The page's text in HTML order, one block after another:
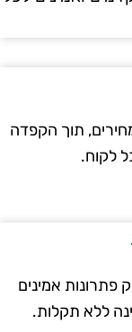
תוך הקפדה
אמינים
ללא תקלות.